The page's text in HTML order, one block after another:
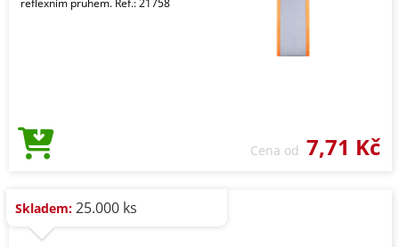
reflexním pruhem. Ref.: 21758
Cena od 7,71 Kč
Skladem: 25.000 ks